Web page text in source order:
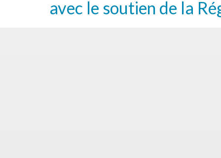
avec le soutien de la